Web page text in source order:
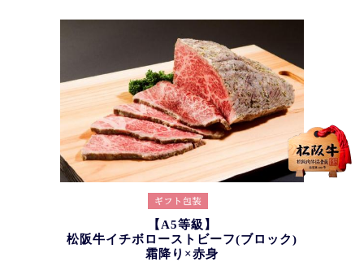
【A5等級】
松阪牛イチボローストビーフ(ブロック)
霜降り×赤身